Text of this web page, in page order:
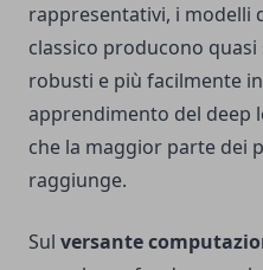
rappresentativi, i modelli
classico producono
robusti e più facilmente
apprendimento del deep
che la maggior parte dei
raggiunge.
Sul versante